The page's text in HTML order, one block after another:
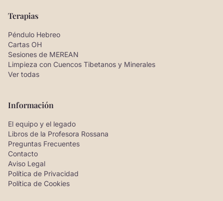
Terapias
Péndulo Hebreo
Cartas OH
Sesiones de MEREAN
Limpieza con Cuencos Tibetanos y Minerales
Ver todas
Información
El equipo y el legado
Libros de la Profesora Rossana
Preguntas Frecuentes
Contacto
Aviso Legal
Política de Privacidad
Política de Cookies